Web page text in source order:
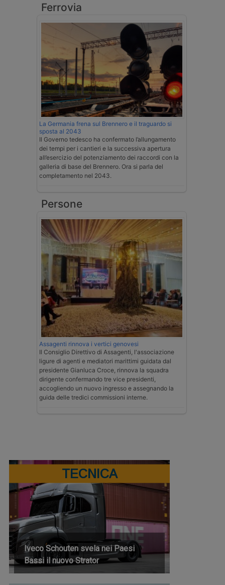
Ferrovia
La Germania frena sul Brennero e il traguardo si
sposta al 2043
Il Governo tedesco ha confermato l’allungamento
dei tempi per i cantieri e la successiva apertura
all’esercizio del potenziamento dei raccordi con la
galleria di base del Brennero. Ora si parla del
completamento nel 2043.
Persone
Assagenti rinnova i vertici genovesi
Il Consiglio Direttivo di Assagenti, l'associazione
ligure di agenti e mediatori marittimi guidata dal
presidente Gianluca Croce, rinnova la squadra
dirigente confermando tre vice presidenti,
accogliendo un nuovo ingresso e assegnando la
guida delle tredici commissioni interne.
TECNICA
Iveco Schouten svela nei Paesi
Bassi il nuovo Strator